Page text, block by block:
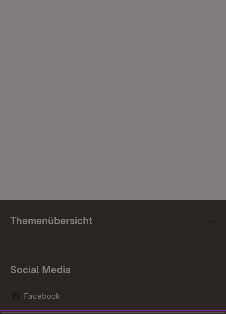
Themenübersicht
Social Media
Facebook